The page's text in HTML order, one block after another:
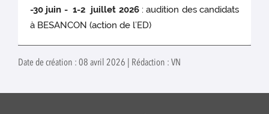
-30 juin - 1-2 juillet 2026: audition des candidats
à BESANCON (action de l’ED)
Date de création : 08 avril 2026 | Rédaction : VN